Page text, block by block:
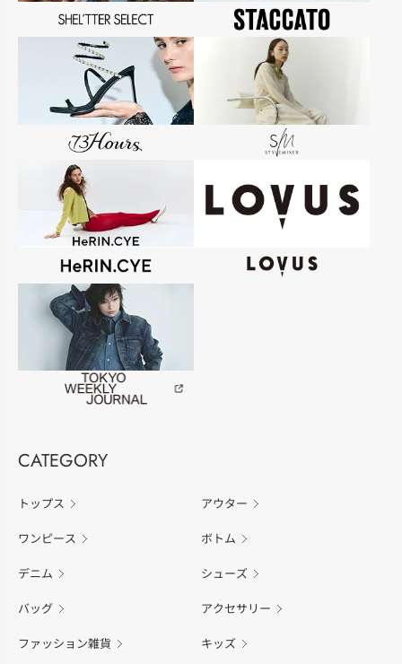
CATEGORY
トップス アウター
ワンピース ボトム
デニム シューズ
バッグ アクセサリー
ファッション雑貨 キッズ